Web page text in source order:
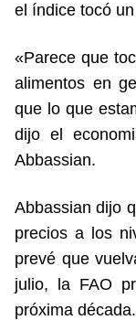
el índice tocó
«Parece que
alimentos en
que lo que
dijo el
Abbassian.
Abbassian dijo
precios a los
prevé que
julio, la FAO
próxima década.